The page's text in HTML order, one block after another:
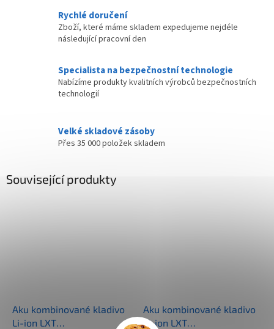
Rychlé doručení
Zboží, které máme skladem expedujeme nejdéle
následující pracovní den
Specialista na bezpečnostní technologie
Nabízíme produkty kvalitních výrobců bezpečnostních
technologií
Velké skladové zásoby
Přes 35 000 položek skladem
Související produkty
Aku kombinované kladivo
Li-ion LXT
Aku kombinované kladivo
Li-ion LXT